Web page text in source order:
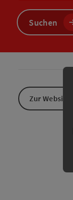
Suchen
Zur Website